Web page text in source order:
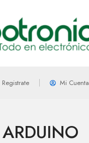
Registrate Mi Cuenta
ARDUINO